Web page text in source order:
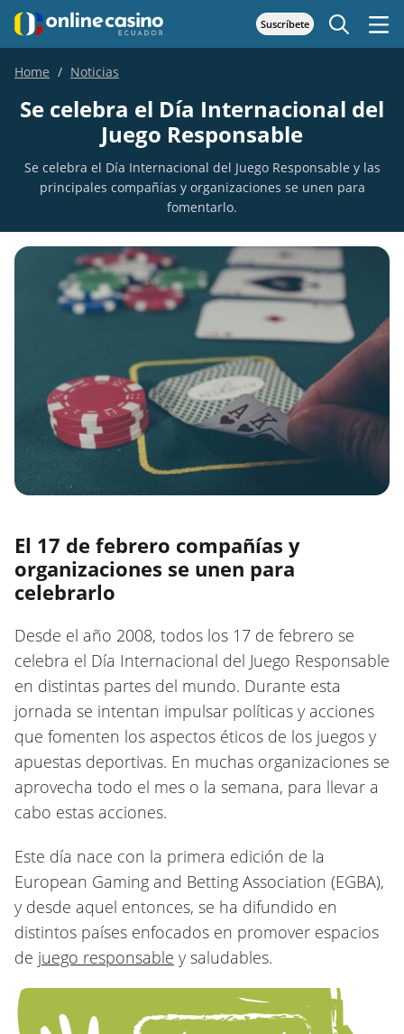
Suscríbete
Home Noticias
Se celebra el Día Internacional del
Juego Responsable
Se celebra el Día Internacional del Juego Responsable y las
principales compañías y organizaciones se unen para
fomentarlo.
El 17 de febrero compañías y
organizaciones se unen para
celebrarlo
Desde el año 2008, todos los 17 de febrero se
celebra el Día Internacional del Juego Responsable
en distintas partes del mundo. Durante esta
jornada se intentan impulsar políticas y acciones
que fomenten los aspectos éticos de los juegos y
apuestas deportivas. En muchas organizaciones se
aprovecha todo el mes o la semana, para llevar a
cabo estas acciones.
Este día nace con la primera edición de la
European Gaming and Betting Association (EGBA),
y desde aquel entonces, se ha difundido en
distintos países enfocados en promover espacios
de juego responsable y saludables.